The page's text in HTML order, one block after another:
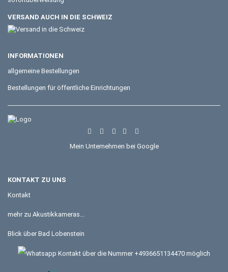
VERSAND AUCH IN DIE SCHWEIZ
INFORMATIONEN
allgemeine Bestellungen
Bestellungen für öffentliche Einrichtungen
Mein Unternehmen bei Google
KONTAKT ZU UNS
Kontakt
mehr zu Akustikkameras...
Blick über Bad Lobenstein